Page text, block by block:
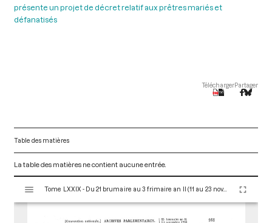
présente un projet de décret relatif aux prêtres mariés et
défanatisés
TéléchargerPartager
Table des matières
La table des matières ne contient aucune entrée.
s
Tome LXXIX - Du 21 brumaire au 3 frimaire an II (11 au 23 novembre 1793)